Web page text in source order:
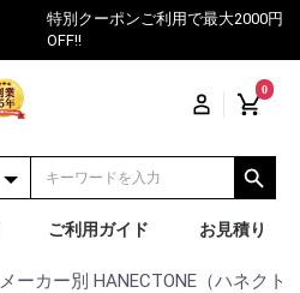
特別クーポンご利用で最大2000円
OFF!!
0
ご利用ガイド お見積り
メーカー別 HANECTONE（ハネクト